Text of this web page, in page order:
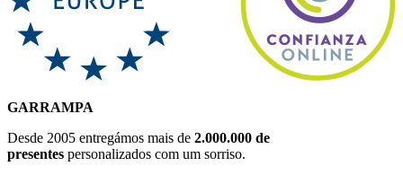
GARRAMPA
Desde 2005 entregámos mais de 2.000.000 de
presentes personalizados com um sorriso.